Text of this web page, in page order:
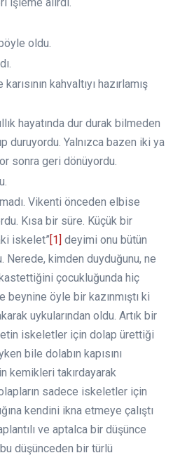
oldu.
kahvaltıyı hazırlamış
hayatında dur durak bilmeden
duruyordu. Yalnızca bazen iki ya
sonra geri dönüyordu.
Vikenti önceden elbise
Kısa bir süre. Küçük bir
iskelet”[1] deyimi onu bütün
Nerede, kimden duyduğunu, ne
çocukluğunda hiç
öyle bir kazınmıştı ki
uykularından oldu. Artık bir
iskeletler için dolap ürettiği
bile dolabın kapısını
kemikleri takırdayarak
sadece iskeletler için
kendini ikna etmeye çalıştı
ve aptalca bir düşünce
düşünceden bir türlü